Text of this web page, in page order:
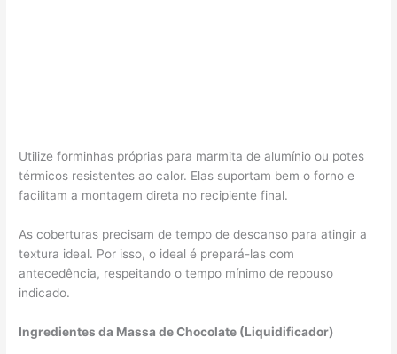
Utilize forminhas próprias para marmita de alumínio ou potes
térmicos resistentes ao calor. Elas suportam bem o forno e
facilitam a montagem direta no recipiente final.
As coberturas precisam de tempo de descanso para atingir a
textura ideal. Por isso, o ideal é prepará-las com
antecedência, respeitando o tempo mínimo de repouso
indicado.
Ingredientes da Massa de Chocolate (Liquidificador)